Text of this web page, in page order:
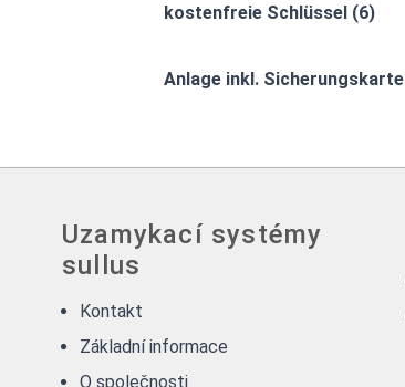
kostenfreie Schlüssel (6)
Anlage inkl. Sicherungskarte
Uzamykací systémy
sullus
Kontakt
Základní informace
O společnosti